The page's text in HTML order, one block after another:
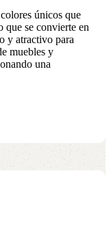
únicos que
que se convierte en
y atractivo para
muebles y
una